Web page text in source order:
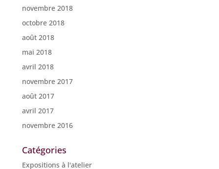
novembre 2018
octobre 2018
août 2018
mai 2018
avril 2018
novembre 2017
août 2017
avril 2017
novembre 2016
Catégories
Expositions à l'atelier